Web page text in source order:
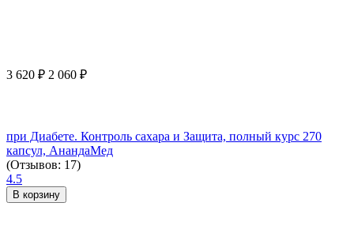
3 620 ₽ 2 060 ₽
при Диабете. Контроль сахара и Защита, полный курс 270
капсул, АнандаМед
(Отзывов: 17)
4.5
В корзину